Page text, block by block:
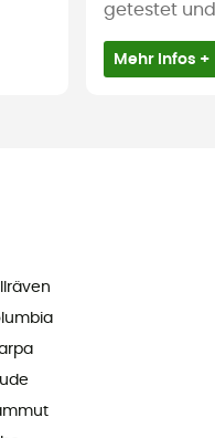
getestet
Mehr Infos +